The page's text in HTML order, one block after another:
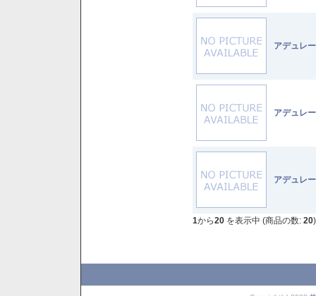
アデュレ
アデュレ
アデュレ
1から20 を表示中 (商品の数: 20)